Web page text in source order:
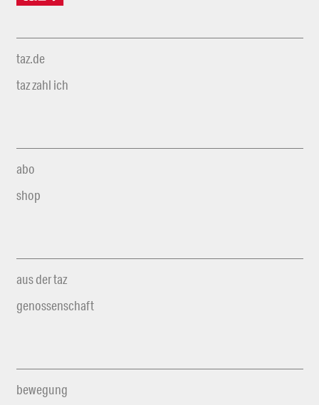
taz.de
taz zahl ich
abo
shop
aus der taz
genossenschaft
bewegung